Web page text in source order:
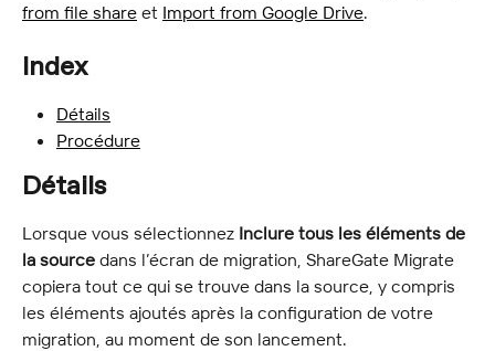
from file share et Import from Google Drive.
Index
Détails
Procédure
Détails
Lorsque vous sélectionnez Inclure tous les éléments de
la source dans l’écran de migration, ShareGate Migrate
copiera tout ce qui se trouve dans la source, y compris
les éléments ajoutés après la configuration de votre
migration, au moment de son lancement.